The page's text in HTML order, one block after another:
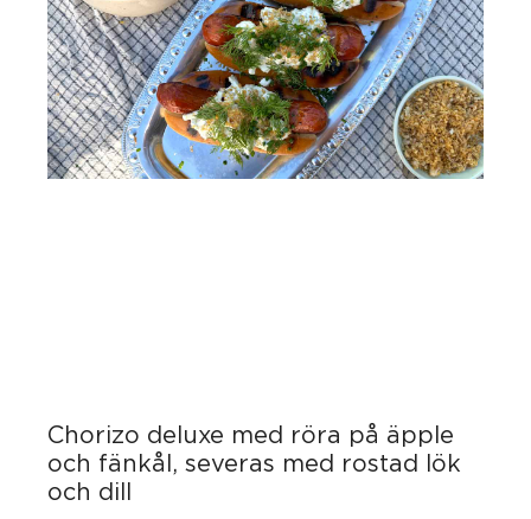
Chorizo deluxe med röra på äpple
och fänkål, severas med rostad lök
och dill